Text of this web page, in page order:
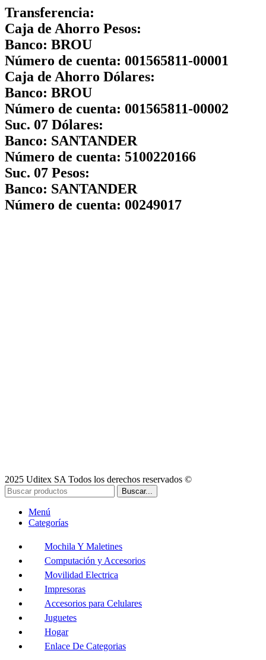
Transferencia:
Caja de Ahorro Pesos:
Banco: BROU
Número de cuenta: 001565811-00001
Caja de Ahorro Dólares:
Banco: BROU
Número de cuenta: 001565811-00002
Suc. 07 Dólares:
Banco: SANTANDER
Número de cuenta: 5100220166
Suc. 07 Pesos:
Banco: SANTANDER
Número de cuenta: 00249017
2025 Uditex SA Todos los derechos reservados ©
Buscar...
Menú
Categorías
Mochila Y Maletines
Computación y Accesorios
Movilidad Electrica
Impresoras
Accesorios para Celulares
Juguetes
Hogar
Enlace De Categorias